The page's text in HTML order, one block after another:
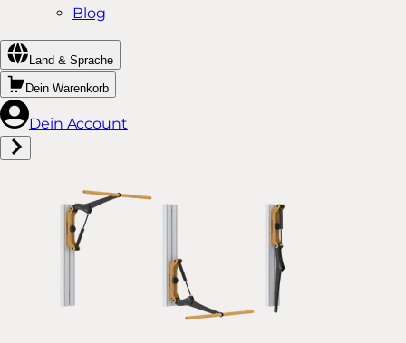
Blog
Land & Sprache
Dein Warenkorb
Dein Account